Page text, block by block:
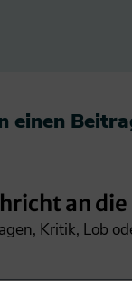
einen
an
Kritik, Lob